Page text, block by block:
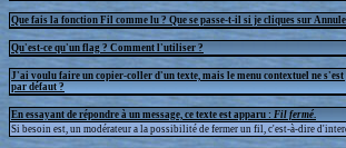
Que fais la fonction Fil comme lu ? Que se passe-t-il si je cliques sur
Qu'est-ce qu'un flag ? Comment l'utiliser ?
J'ai voulu faire un copier-coller d'un texte, mais le menu contextuel ne s'est
par défaut ?
En essayant de répondre à un message, ce texte est apparu : Fil fermé
Si besoin est, un modérateur a la possibilité de fermer un fil, c'est-à-dire